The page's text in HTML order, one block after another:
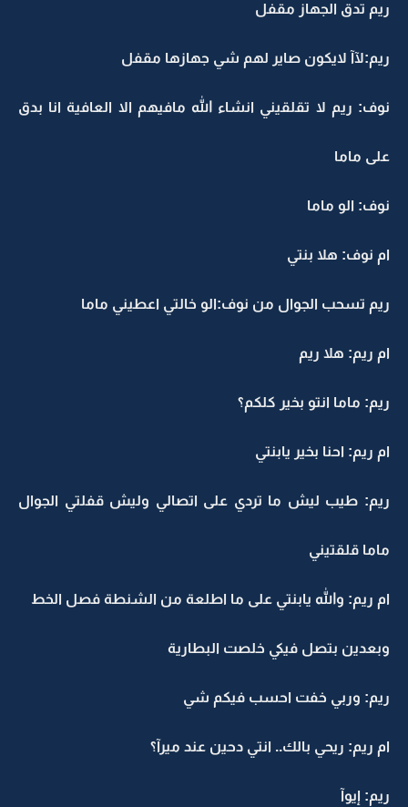
ريم تدق الجهاز مقفل
ريم:لآآ لايكون صاير لهم شي جهازها مقفل
نوف: ريم لا تقلقيني انشاء الله مافيهم الا العافية انا بدق
على ماما
نوف: الو ماما
ام نوف: هلا بنتي
ريم تسحب الجوال من نوف:الو خالتي اعطيني ماما
ام ريم: هلا ريم
ريم: ماما انتو بخير كلكم؟
ام ريم: احنا بخير يابنتي
ريم: طيب ليش ما تردي على اتصالي وليش قفلتي الجوال
ماما قلقتيني
ام ريم: والله يابنتي على ما اطلعة من الشنطة فصل الخط
وبعدين بتصل فيكي خلصت البطارية
ريم: وربي خفت احسب فيكم شي
ام ريم: ريحي بالك.. انتي دحين عند ميرآ؟
ريم: إيوآ